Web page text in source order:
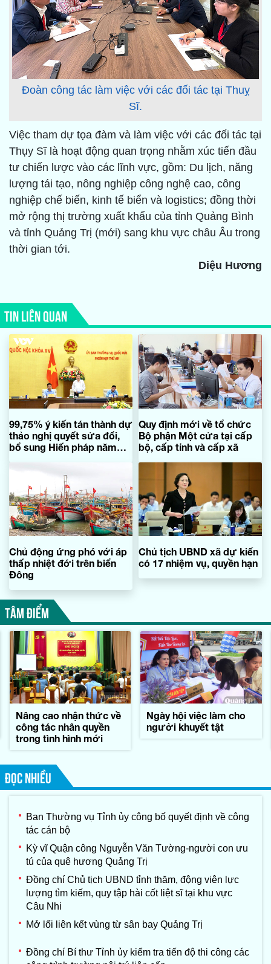
Đoàn công tác làm việc với các đối tác tại Thuỵ
Sĩ.
Việc tham dự tọa đàm và làm việc với các đối tác tại
Thụy Sĩ là hoạt động quan trọng nhằm xúc tiến đầu
tư chiến lược vào các lĩnh vực, gồm: Du lịch, năng
lượng tái tạo, nông nghiệp công nghệ cao, công
nghiệp chế biến, kinh tế biển và logistics; đồng thời
mở rộng thị trường xuất khẩu của tỉnh Quảng Bình
và tỉnh Quảng Trị (mới) sang khu vực châu Âu trong
thời gian tới.
Diệu Hương
TIN LIÊN QUAN
99,75% ý kiến tán thành dự
thảo nghị quyết sửa đổi,
bổ sung Hiến pháp năm
Quy định mới về tổ chức
Bộ phận Một cửa tại cấp
bộ, cấp tỉnh và cấp xã
Chủ động ứng phó với áp
thấp nhiệt đới trên biển
Đông
Chủ tịch UBND xã dự kiến
có 17 nhiệm vụ, quyền hạn
TÂM ĐIỂM
Nâng cao nhận thức về
công tác nhân quyền
trong tình hình mới
Ngày hội việc làm cho
người khuyết tật
ĐỌC NHIỀU
Ban Thường vụ Tỉnh ủy công bố quyết định về công
tác cán bộ
Kỳ vĩ Quận công Nguyễn Văn Tường-người con ưu
tú của quê hương Quảng Trị
Đồng chí Chủ tịch UBND tỉnh thăm, động viên lực
lượng tìm kiếm, quy tập hài cốt liệt sĩ tại khu vực
Câu Nhi
Mở lối liên kết vùng từ sân bay Quảng Trị
Đồng chí Bí thư Tỉnh ủy kiểm tra tiến độ thi công các